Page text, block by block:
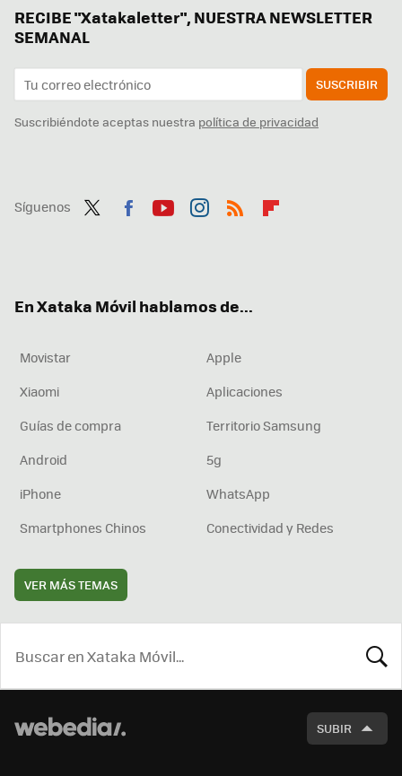
RECIBE "Xatakaletter", NUESTRA NEWSLETTER
SEMANAL
SUSCRIBIR
Suscribiéndote aceptas nuestra política de privacidad
Síguenos
En Xataka Móvil hablamos de...
Movistar
Apple
Xiaomi
Aplicaciones
Guías de compra
Territorio Samsung
Android
5g
iPhone
WhatsApp
Smartphones Chinos
Conectividad y Redes
VER MÁS TEMAS
SUBIR